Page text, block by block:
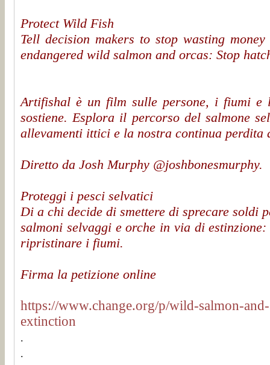
Protect Wild Fish
Tell decision makers to stop wasting
endangered wild salmon and orcas: Stop
Artifishal è un film sulle persone, i fiumi
sostiene. Esplora il percorso del salmone
allevamenti ittici e la nostra continua
Diretto da Josh Murphy @joshbonesmurphy.
Proteggi i pesci selvatici
Di a chi decide di smettere di sprecare
salmoni selvaggi e orche in via di
ripristinare i fiumi.
Firma la petizione online
https://www.change.org/p/wild-salmon-
extinction
.
.